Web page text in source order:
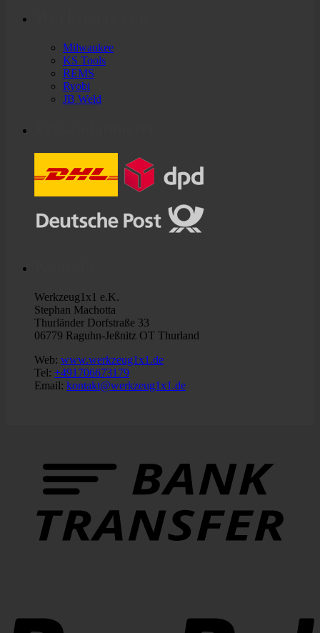
Milwaukee
KS Tools
REMS
Ryobi
JB Weld
Werkzeug1x1 e.K.
Stephan Machotta
Thurländer Dorfstraße 33
06779 Raguhn-Jeßnitz OT Thurland
Web: www.werkzeug1x1.de
Tel: +491706673179
Email: kontakt@werkzeug1x1.de